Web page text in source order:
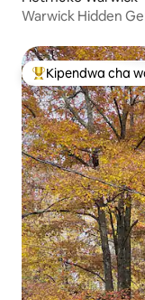
Warwick Hidden
Kipendwa
Kipendwa cha